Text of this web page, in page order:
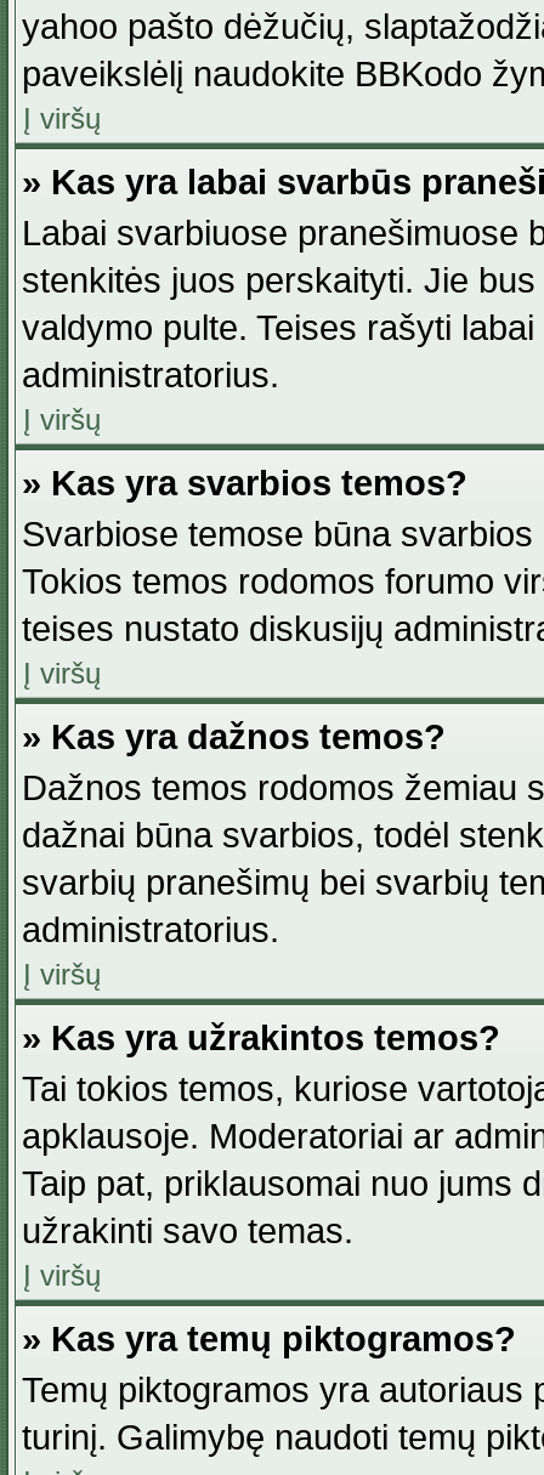
yahoo pašto dėžučių,
paveikslėlį naudokite BBKodo
Į viršų
» Kas yra labai svarbūs
Labai svarbiuose pranešimuose
stenkitės juos perskaityti. Jie
valdymo pulte. Teises rašyti
administratorius.
Į viršų
» Kas yra svarbios temos?
Svarbiose temose būna
Tokios temos rodomos forumo
teises nustato diskusijų
Į viršų
» Kas yra dažnos temos?
Dažnos temos rodomos žemiau
dažnai būna svarbios, todėl
svarbių pranešimų bei svarbių
administratorius.
Į viršų
» Kas yra užrakintos temos?
Tai tokios temos, kuriose
apklausoje. Moderatoriai ar
Taip pat, priklausomai nuo jums
užrakinti savo temas.
Į viršų
» Kas yra temų piktogramos?
Temų piktogramos yra autoriaus
turinį. Galimybę naudoti temų